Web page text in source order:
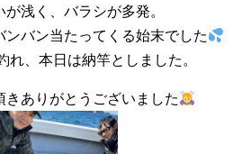
浅く、バラシが多発。
バン当たってくる始末でした
れ、本日は納竿としました。
ありがとうございました